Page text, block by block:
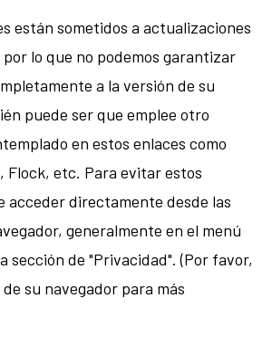
están sometidos a actualizaciones
lo que no podemos garantizar
a la versión de su
puede ser que emplee otro
en estos enlaces como
Flock, etc. Para evitar estos
acceder directamente desde las
generalmente en el menú
sección de "Privacidad". (Por favor,
su navegador para más